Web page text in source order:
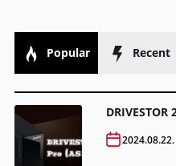
Popular
Recent
DRIVESTOR
2024.08.22.